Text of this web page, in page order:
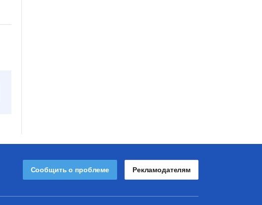
Сообщить о проблеме Рекламодателям